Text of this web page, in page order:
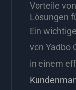
Vorteile
Lösungen
Ein
von Yadbo
in einem